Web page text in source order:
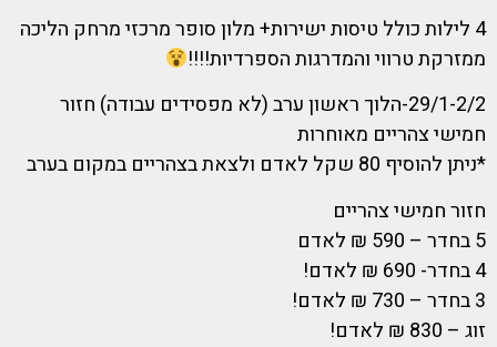
4 לילות כולל טיסות ישירות+ מלון סופר מרכזי מרחק הליכה
ממזרקת טרווי והמדרגות הספרדיות!!!!
29/1-2/2-הלוך ראשון ערב (לא מפסידים עבודה) חזור
חמישי צהריים מאוחרות
*ניתן להוסיף 80 שקל לאדם ולצאת בצהריים במקום בערב
חזור חמישי צהריים
5 בחדר – 590 ₪ לאדם
4 בחדר- 690 ₪ לאדם!
3 בחדר – 730 ₪ לאדם!
זוג – 830 ₪ לאדם!